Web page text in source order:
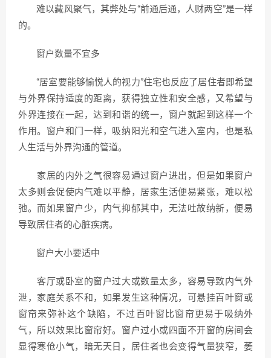
难以藏风聚气，其弊处与“前通后通，人财两空”是一样
的。
窗户数量不宜多
“居室要能够愉悦人的视力”住宅也反应了居住者即希望
与外界保持适度的距离，获得独立性和安全感，又希望与
外界连接在一起，达到和谐的统一，窗户就起到这样一个
作用。窗户和门一样，吸纳阳光和空气进入室内，也是私
人生活与外界沟通的管道。
家居的内外之气很容易通过窗户进出，但是如果窗户
太多则会促使内气难以平静，居家生活便易紧张，难以松
弛。而如果窗户少，内气抑郁其中，无法吐故纳新，便易
导致居住者的心脏疾病。
窗户大小要适中
客厅或卧室的窗户过大或数量太多，容易导致内气外
泄，家庭关系不和，如果发生这种情况，可悬挂百叶窗或
窗帘来弥补这个缺陷，不过百叶窗比窗帘更易于吸纳外
气，所以效果比窗帘好。窗户过小或四面不开窗的房间会
显得寒伧小气，暗无天日，居住者也会变得气量狭窄，萎